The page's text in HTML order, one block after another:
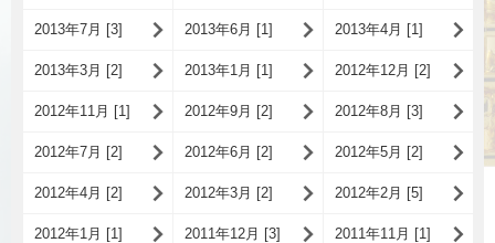
2013年7月 [3] 2013年6月 [1] 2013年4月 [1]
2013年3月 [2] 2013年1月 [1] 2012年12月 [2]
2012年11月 [1] 2012年9月 [2] 2012年8月 [3]
2012年7月 [2] 2012年6月 [2] 2012年5月 [2]
2012年4月 [2] 2012年3月 [2] 2012年2月 [5]
2012年1月 [1] 2011年12月 [3] 2011年11月 [1]